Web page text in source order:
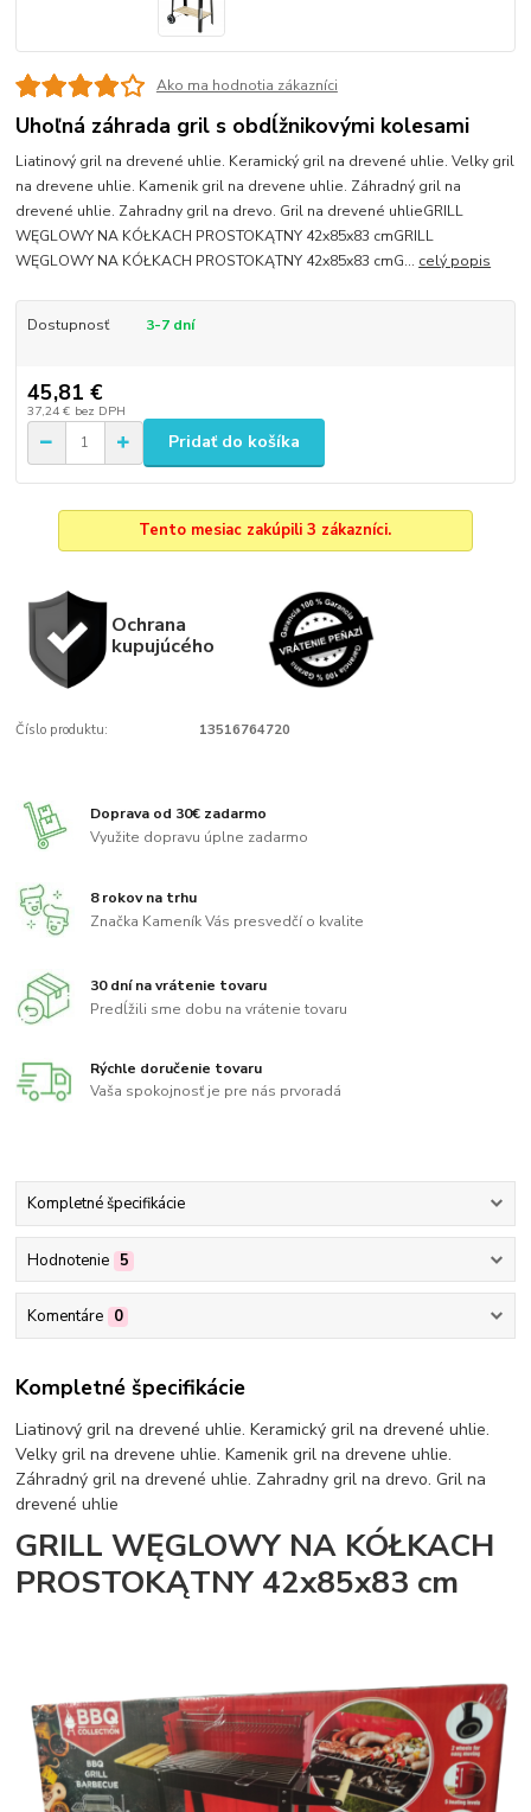
Ako ma hodnotia zákazníci
Uhoľná záhrada gril s obdĺžnikovými kolesami
Liatinový gril na drevené uhlie. Keramický gril na drevené uhlie. Velky gril
na drevene uhlie. Kamenik gril na drevene uhlie. Záhradný gril na
drevené uhlie. Zahradny gril na drevo. Gril na drevené uhlieGRILL
WĘGLOWY NA KÓŁKACH PROSTOKĄTNY 42x85x83 cmGRILL
WĘGLOWY NA KÓŁKACH PROSTOKĄTNY 42x85x83 cmG... celý popis
Dostupnosť 3-7 dní
45,81 €
37,24 € bez DPH
Pridať do košíka
Tento mesiac zakúpili 3 zákazníci.
Ochrana
kupujúcého
Číslo produktu: 13516764720
Doprava od 30€ zadarmo
Využite dopravu úplne zadarmo
8 rokov na trhu
Značka Kameník Vás presvedčí o kvalite
30 dní na vrátenie tovaru
Predĺžili sme dobu na vrátenie tovaru
Rýchle doručenie tovaru
Vaša spokojnosť je pre nás prvoradá
Kompletné špecifikácie
Hodnotenie 5
Komentáre 0
Kompletné špecifikácie
Liatinový gril na drevené uhlie. Keramický gril na drevené uhlie.
Velky gril na drevene uhlie. Kamenik gril na drevene uhlie.
Záhradný gril na drevené uhlie. Zahradny gril na drevo. Gril na
drevené uhlie
GRILL WĘGLOWY NA KÓŁKACH
PROSTOKĄTNY 42x85x83 cm